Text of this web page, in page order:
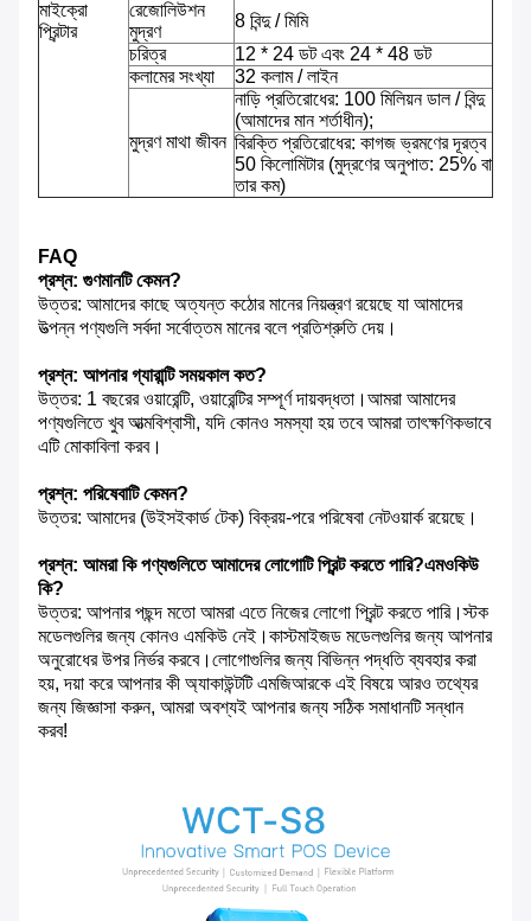
মাইক্রো
প্রিন্টার
রেজোলিউশন
মুদ্রণ
8 বিন্দু / মিমি
চরিত্র
12 * 24 ডট এবং 24 * 48 ডট
কলামের সংখ্যা
32 কলাম / লাইন
মুদ্রণ মাথা জীবন
নাড়ি প্রতিরোধের: 100 মিলিয়ন ডাল / বিন্দু
(আমাদের মান শর্তাধীন);
বিরক্তি প্রতিরোধের: কাগজ ভ্রমণের দূরত্ব
50 কিলোমিটার (মুদ্রণের অনুপাত: 25% বা
তার কম)
FAQ
প্রশ্ন: গুণমানটি কেমন?
উত্তর: আমাদের কাছে অত্যন্ত কঠোর মানের নিয়ন্ত্রণ রয়েছে যা আমাদের
উত্পন্ন পণ্যগুলি সর্বদা সর্বোত্তম মানের বলে প্রতিশ্রুতি দেয়।
প্রশ্ন: আপনার গ্যারান্টি সময়কাল কত?
উত্তর: 1 বছরের ওয়ারেন্টি, ওয়ারেন্টির সম্পূর্ণ দায়বদ্ধতা।আমরা আমাদের
পণ্যগুলিতে খুব আত্মবিশ্বাসী, যদি কোনও সমস্যা হয় তবে আমরা তাৎক্ষণিকভাবে
এটি মোকাবিলা করব।
প্রশ্ন: পরিষেবাটি কেমন?
উত্তর: আমাদের (উইসইকার্ড টেক) বিক্রয়-পরে পরিষেবা নেটওয়ার্ক রয়েছে।
প্রশ্ন: আমরা কি পণ্যগুলিতে আমাদের লোগোটি প্রিন্ট করতে পারি?এমওকিউ
কি?
উত্তর: আপনার পছন্দ মতো আমরা এতে নিজের লোগো প্রিন্ট করতে পারি।স্টক
মডেলগুলির জন্য কোনও এমকিউ নেই।কাস্টমাইজড মডেলগুলির জন্য আপনার
অনুরোধের উপর নির্ভর করবে।লোগোগুলির জন্য বিভিন্ন পদ্ধতি ব্যবহার করা
হয়, দয়া করে আপনার কী অ্যাকাউন্টটি এমজিআরকে এই বিষয়ে আরও তথ্যের
জন্য জিজ্ঞাসা করুন, আমরা অবশ্যই আপনার জন্য সঠিক সমাধানটি সন্ধান
করব!